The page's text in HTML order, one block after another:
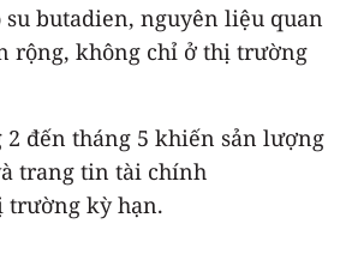
su butadien, nguyên liệu quan
rộng, không chỉ ở thị trường
đến tháng 5 khiến sản lượng
trang tin tài chính
trường kỳ hạn.